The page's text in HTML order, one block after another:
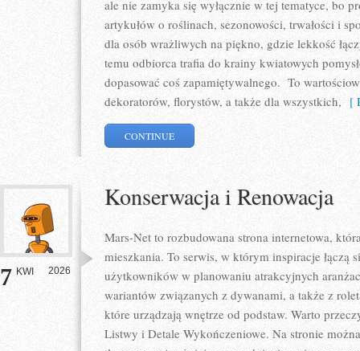
ale nie zamyka się wyłącznie w tej tematyce, bo
artykułów o roślinach, sezonowości, trwałości i
dla osób wrażliwych na piękno, gdzie lekkość
temu odbiorca trafia do krainy kwiatowych
dopasować coś zapamiętywalnego. To
dekoratorów, florystów, a także dla wszystkich, [
CONTINUE
7 KWI 2026
Konserwacja i Renowacja
Mars-Net to rozbudowana strona internetowa,
mieszkania. To serwis, w którym inspiracje łączą
użytkowników w planowaniu atrakcyjnych
wariantów związanych z dywanami, a także z
które urządzają wnętrze od podstaw. Warto
Listwy i Detale Wykończeniowe. Na stronie